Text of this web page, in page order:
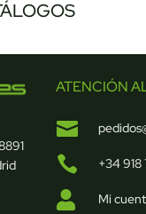
ATENCIÓN

 +34 918
 Mi